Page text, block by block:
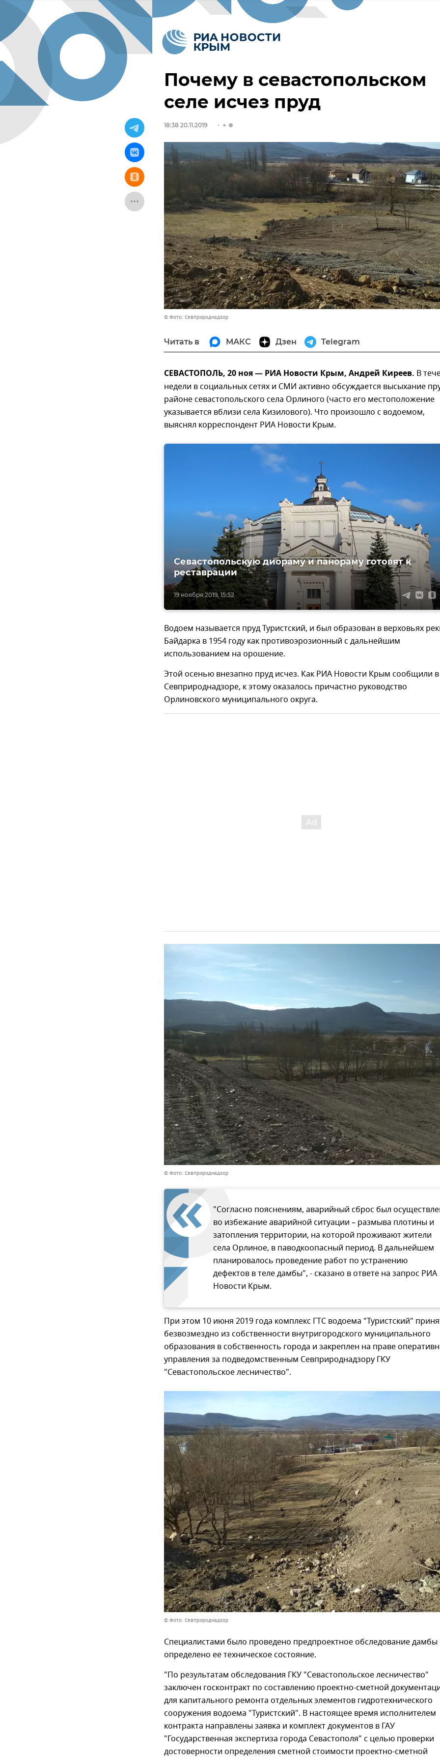
Почему в севастопольском
селе исчез пруд
18:38 20.11.2019
© Фото: Севприроднадзор
Читать в МАКС Дзен Telegram
СЕВАСТОПОЛЬ, 20 ноя — РИА Новости Крым, Андрей Киреев. В
недели в социальных сетях и СМИ активно обсуждается высыхание
районе севастопольского села Орлиного (часто его местоположение
указывается вблизи села Кизилового). Что произошло с водоемом,
выяснял корреспондент РИА Новости Крым.
19 ноября 2019, 15:52
Севастопольскую диораму и панораму готовят к
реставрации
Водоем называется пруд Туристский, и был образован в верховьях
Байдарка в 1954 году как противоэрозионный с дальнейшим
использованием на орошение.
Этой осенью внезапно пруд исчез. Как РИА Новости Крым сообщили в
Севприроднадзоре, к этому оказалось причастно руководство
Орлиновского муниципального округа.
© Фото: Севприроднадзор
"Согласно пояснениям, аварийный сброс был
во избежание аварийной ситуации – размыва плотины и
затопления территории, на которой проживают жители
села Орлиное, в паводкоопасный период. В дальнейшем
планировалось проведение работ по устранению
дефектов в теле дамбы", - сказано в ответе на запрос РИА
Новости Крым.
При этом 10 июня 2019 года комплекс ГТС водоема "Туристский"
безвозмездно из собственности внутригородского муниципального
образования в собственность города и закреплен на праве
управления за подведомственным Севприроднадзору ГКУ
"Севастопольское лесничество".
© Фото: Севприроднадзор
Специалистами было проведено предпроектное обследование дамбы
определено ее техническое состояние.
"По результатам обследования ГКУ "Севастопольское лесничество"
заключен госконтракт по составлению проектно-сметной
для капитального ремонта отдельных элементов гидротехнического
сооружения водоема "Туристский". В настоящее время исполнителем
контракта направлены заявка и комплект документов в ГАУ
"Государственная экспертиза города Севастополя" с целью проверки
достоверности определения сметной стоимости проектно-сметной